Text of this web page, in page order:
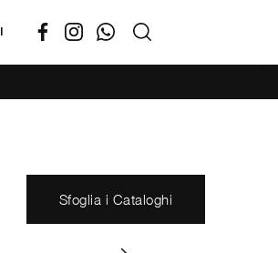
Sfoglia i Cataloghi